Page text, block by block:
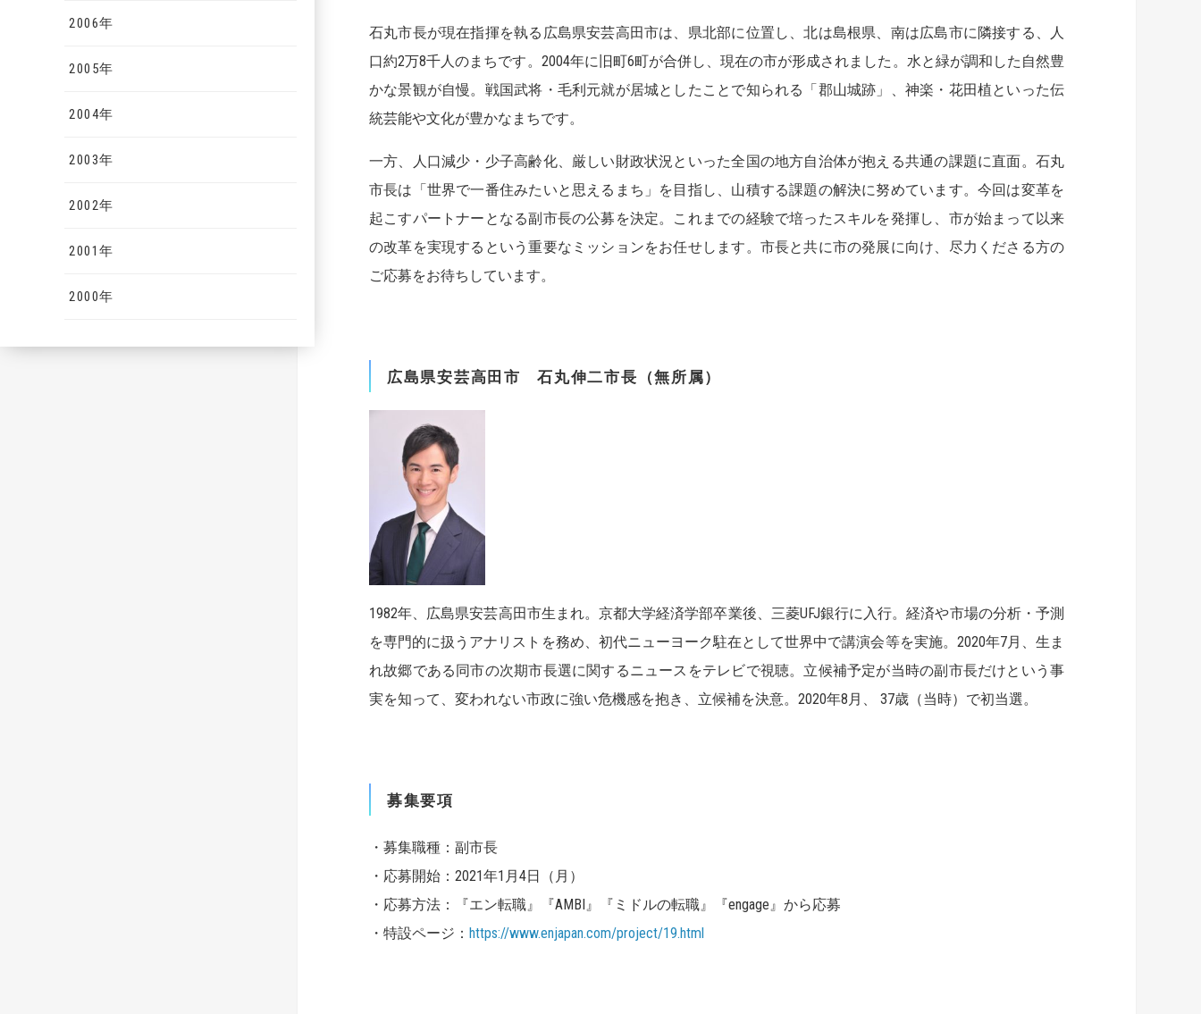
2006年
2005年
2004年
2003年
2002年
2001年
2000年
石丸市長が現在指揮を執る広島県安芸高田市は、県北部に位置し、北は島根県、南は広島市に隣接する、人
口約2万8千人のまちです。2004年に旧町6町が合併し、現在の市が形成されました。水と緑が調和した自然豊
かな景観が自慢。戦国武将・毛利元就が居城としたことで知られる「郡山城跡」、神楽・花田植といった伝
統芸能や文化が豊かなまちです。
一方、人口減少・少子高齢化、厳しい財政状況といった全国の地方自治体が抱える共通の課題に直面。石丸
市長は「世界で一番住みたいと思えるまち」を目指し、山積する課題の解決に努めています。今回は変革を
起こすパートナーとなる副市長の公募を決定。これまでの経験で培ったスキルを発揮し、市が始まって以来
の改革を実現するという重要なミッションをお任せします。市長と共に市の発展に向け、尽力くださる方の
ご応募をお待ちしています。
広島県安芸高田市 石丸伸二市長（無所属）
1982年、広島県安芸高田市生まれ。京都大学経済学部卒業後、三菱UFJ銀行に入行。経済や市場の分析・予測
を専門的に扱うアナリストを務め、初代ニューヨーク駐在として世界中で講演会等を実施。2020年7月、生ま
れ故郷である同市の次期市長選に関するニュースをテレビで視聴。立候補予定が当時の副市長だけという事
実を知って、変われない市政に強い危機感を抱き、立候補を決意。2020年8月、 37歳（当時）で初当選。
募集要項
・募集職種：副市長
・応募開始：2021年1月4日（月）
・応募方法：『エン転職』『AMBI』『ミドルの転職』『engage』から応募
・特設ページ： https://www.enjapan.com/project/19.html